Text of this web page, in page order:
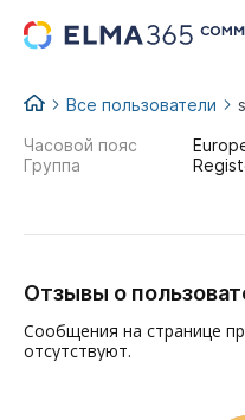
...
Все пользователи
Часовой пояс
Группа
Отзывы о
Сообщения на странице
отсутствуют.